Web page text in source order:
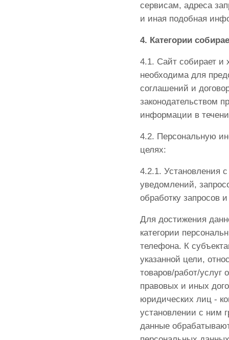
сервисам, адреса
и иная подобная
4. Категории
4.1. Сайт собирает и
необходима для
соглашений и
законодательством
информации в
4.2. Персональную
целях:
4.2.1. Установления
уведомлений,
обработку запросов
Для достижения
категории
телефона. К
указанной цели,
товаров/работ/услуг
правовых и иных
юридических лиц -
установлении с ним
данные